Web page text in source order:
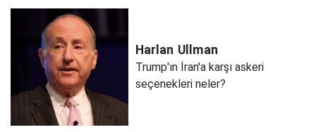
Harlan Ullman
Trump'ın İran'a karşı askeri
seçenekleri neler?